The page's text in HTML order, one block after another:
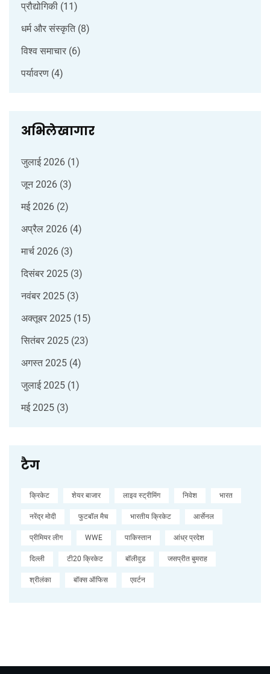
प्रौद्योगिकी (11)
धर्म और संस्कृति (8)
विश्व समाचार (6)
पर्यावरण (4)
अभिलेखागार
जुलाई 2026 (1)
जून 2026 (3)
मई 2026 (2)
अप्रैल 2026 (4)
मार्च 2026 (3)
दिसंबर 2025 (3)
नवंबर 2025 (3)
अक्तूबर 2025 (15)
सितंबर 2025 (23)
अगस्त 2025 (4)
जुलाई 2025 (1)
मई 2025 (3)
टैग
क्रिकेट शेयर बाजार लाइव स्ट्रीमिंग निवेश भारत
नरेंद्र मोदी फुटबॉल मैच भारतीय क्रिकेट आर्सेनल
प्रीमियर लीग WWE पाकिस्तान आंध्र प्रदेश
दिल्ली टी20 क्रिकेट बॉलीवुड जसप्रीत बुमराह
श्रीलंका बॉक्स ऑफिस एवर्टन